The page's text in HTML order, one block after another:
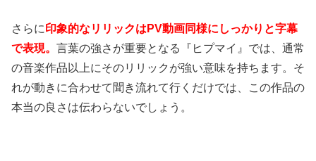
さらに印象的なリリックはPV動画同様にしっかりと字幕
で表現。 言葉の強さが重要となる『ヒプマイ』では、通常
の音楽作品以上にそのリリックが強い意味を持ちます。そ
れが動きに合わせて聞き流れて行くだけでは、この作品の
本当の良さは伝わらないでしょう。